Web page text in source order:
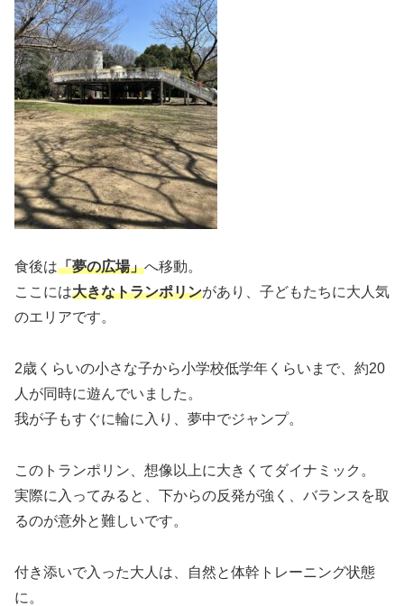
食後は「夢の広場」へ移動。
ここには大きなトランポリンがあり、子どもたちに大人気
のエリアです。
2歳くらいの小さな子から小学校低学年くらいまで、約20
人が同時に遊んでいました。
我が子もすぐに輪に入り、夢中でジャンプ。
このトランポリン、想像以上に大きくてダイナミック。
実際に入ってみると、下からの反発が強く、バランスを取
るのが意外と難しいです。
付き添いで入った大人は、自然と体幹トレーニング状態
に。